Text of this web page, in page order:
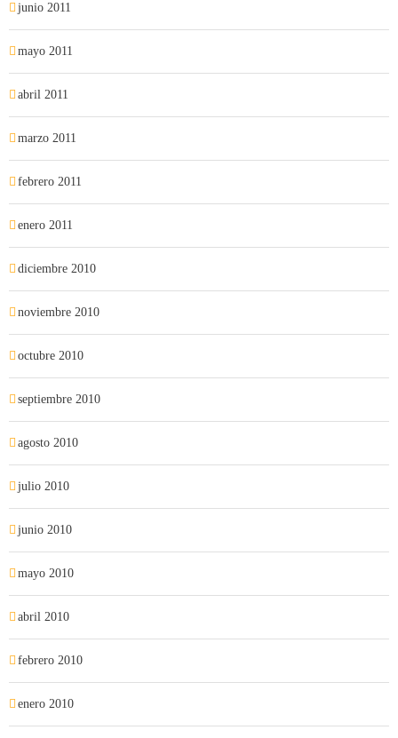
junio 2011
mayo 2011
abril 2011
marzo 2011
febrero 2011
enero 2011
diciembre 2010
noviembre 2010
octubre 2010
septiembre 2010
agosto 2010
julio 2010
junio 2010
mayo 2010
abril 2010
febrero 2010
enero 2010